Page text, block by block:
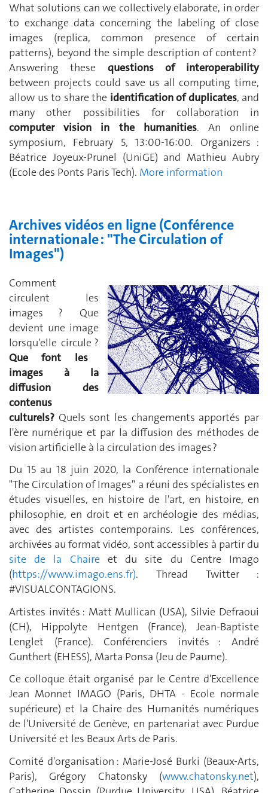
What solutions can we collectively elaborate, in order
to exchange data concerning the labeling of close
images (replica, common presence of certain
patterns), beyond the simple description of content?
Answering these questions of interoperability
between projects could save us all computing time,
allow us to share the identification of duplicates, and
many other possibilities for collaboration in
computer vision in the humanities. An online
symposium, February 5, 13:00-16:00. Organizers :
Béatrice Joyeux-Prunel (UniGE) and Mathieu Aubry
(Ecole des Ponts Paris Tech). More information
Archives vidéos en ligne (Conférence
internationale : "The Circulation of
Images")
Comment
circulent les
images ? Que
devient une image
lorsqu'elle circule ?
Que font les
images à la
diffusion des
contenus
culturels? Quels sont les changements apportés par
l'ère numérique et par la diffusion des méthodes de
vision artificielle à la circulation des images ?
Du 15 au 18 juin 2020, la Conférence internationale
"The Circulation of Images" a réuni des spécialistes en
études visuelles, en histoire de l'art, en histoire, en
philosophie, en droit et en archéologie des médias,
avec des artistes contemporains. Les conférences,
archivées au format vidéo, sont accessibles à partir du
site de la Chaireet du site du Centre Imago
(https://www.imago.ens.fr). Thread Twitter :
#VISUALCONTAGIONS.
Artistes invités : Matt Mullican (USA), Silvie Defraoui
(CH), Hippolyte Hentgen (France), Jean-Baptiste
Lenglet (France). Conférenciers invités : André
Gunthert (EHESS), Marta Ponsa (Jeu de Paume).
Ce colloque était organisé par le Centre d'Excellence
Jean Monnet IMAGO (Paris, DHTA - Ecole normale
supérieure) et la Chaire des Humanités numériques
de l'Université de Genève, en partenariat avec Purdue
Université et les Beaux Arts de Paris.
Comité d'organisation : Marie-José Burki (Beaux-Arts,
Paris), Grégory Chatonsky (www.chatonsky.net),